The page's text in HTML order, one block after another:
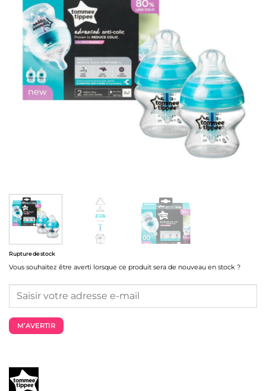
Rupture de stock
Vous souhaitez être averti lorsque ce produit sera de nouveau en stock ?
M’AVERTIR